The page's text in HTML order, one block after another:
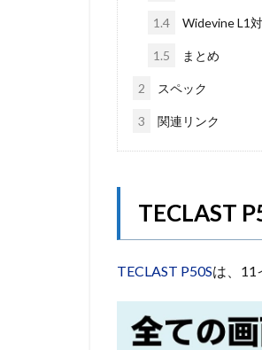
1.4 Widevine L1
1.5 まとめ
2 スペック
3 関連リンク
TECLAST
TECLAST P50Sは、11